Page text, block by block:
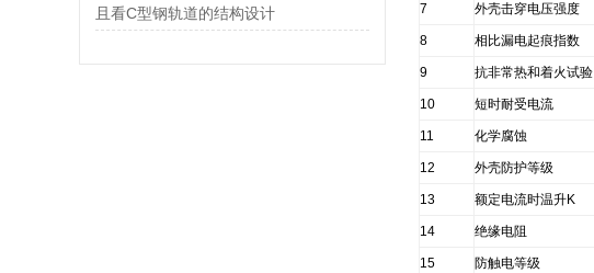
且看C型钢轨道的结构设计 7 外壳击穿电压强度
8 相比漏电起痕指数
9 抗非常热和着火试验
10 短时耐受电流
11 化学腐蚀
12 外壳防护等级
13 额定电流时温升K
14 绝缘电阻
15 防触电等级